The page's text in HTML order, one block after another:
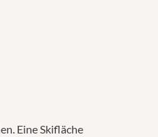
Eine Skifläche